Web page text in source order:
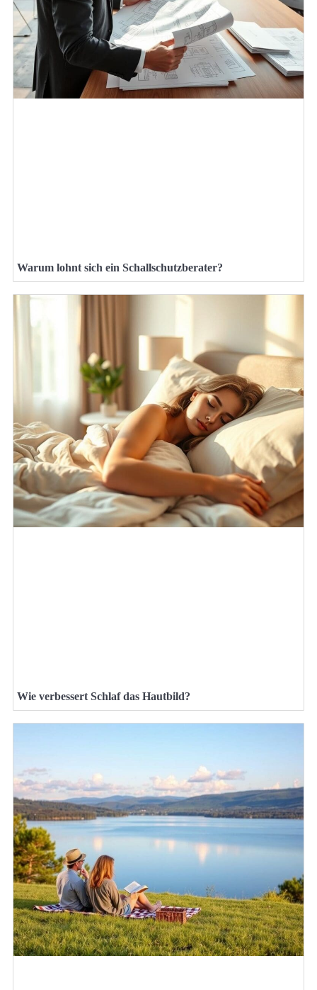
Warum lohnt sich ein Schallschutzberater?
Wie verbessert Schlaf das Hautbild?